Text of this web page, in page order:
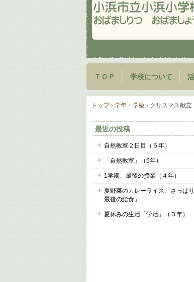
ＴＯＰ 学校について
トップ› 学年・学級 › クリスマス献立
最近の投稿
自然教室２日目（５年）
「自然教室」（5年）
1学期、最後の授業（４年）
夏野菜のカレーライス、さっぱ
最後の給食」
夏休みの生活「学活」（３年）